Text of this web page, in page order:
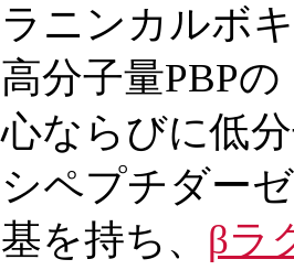
ラニンカルボ
高分子量PBP
心ならびに低
シペプチダー
基を持ち、 βラ